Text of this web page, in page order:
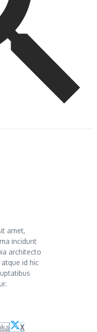
amet,
incidunt
architecto
id hic
X